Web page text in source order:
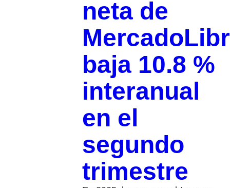
neta de
baja 10.8 %
interanual
en el
segundo
trimestre